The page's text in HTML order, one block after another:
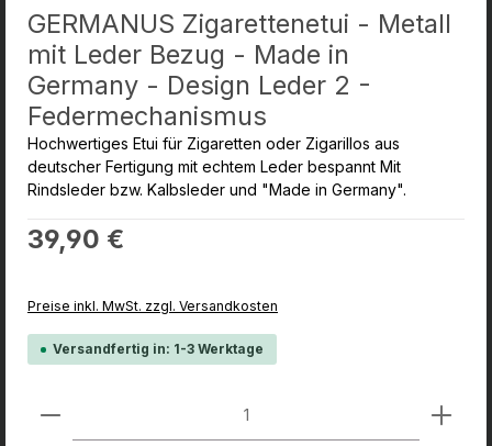
Durchschnittliche Bewertung von 0 von 5 Sternen
GERMANUS Zigarettenetui - Metall
mit Leder Bezug - Made in
Germany - Design Leder 2 -
Federmechanismus
Hochwertiges Etui für Zigaretten oder Zigarillos aus
deutscher Fertigung mit echtem Leder bespannt Mit
Rindsleder bzw. Kalbsleder und "Made in Germany".
Regulärer Preis:
39,90 €
Preise inkl. MwSt. zzgl. Versandkosten
Versandfertig in: 1-3 Werktage
Produkt Anzahl: Gib den gewünschten Wert ein